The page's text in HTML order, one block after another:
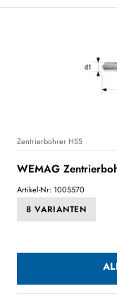
Zentrierbohrer HSS
WEMAG
Artikel-Nr: 1005570
8 VARIANTEN